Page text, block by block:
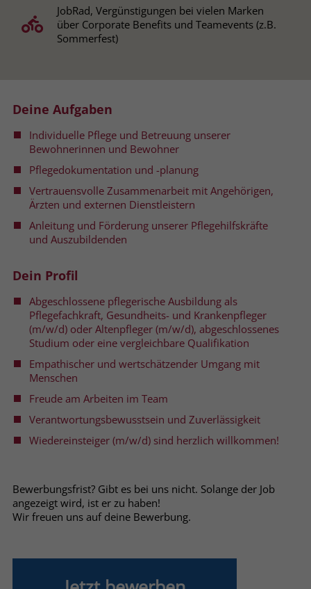
JobRad, Vergünstigungen bei vielen Marken
über Corporate Benefits und Teamevents (z.B.
Sommerfest)
Deine Aufgaben
Individuelle Pflege und Betreuung unserer
Bewohnerinnen und Bewohner
Pflegedokumentation und -planung
Vertrauensvolle Zusammenarbeit mit Angehörigen,
Ärzten und externen Dienstleistern
Anleitung und Förderung unserer Pflegehilfskräfte
und Auszubildenden
Dein Profil
Abgeschlossene pflegerische Ausbildung als
Pflegefachkraft, Gesundheits- und Krankenpfleger
(m/w/d) oder Altenpfleger (m/w/d), abgeschlossenes
Studium oder eine vergleichbare Qualifikation
Empathischer und wertschätzender Umgang mit
Menschen
Freude am Arbeiten im Team
Verantwortungsbewusstsein und Zuverlässigkeit
Wiedereinsteiger (m/w/d) sind herzlich willkommen!
Bewerbungsfrist? Gibt es bei uns nicht. Solange der Job
angezeigt wird, ist er zu haben!
Wir freuen uns auf deine Bewerbung.
Anbieter .fonts.net
30 Minuten
Name JSessionID
Anbieter jobs.stiftung-liebenau.de
Laufzeit Session
Zweck
Behält die Zustände des Benutzers bei
allen Seitenanfragen bei.
Anbieter Google Ads
Name _gcl_aw
Anbieter
Laufzeit 90 Tage
Zweck
Dieses Cookie wird gesetzt, wenn ein
User über einen Klick auf eine Google
sodass erzielte Erfolge wie z.B.
Bestellungen oder Kontaktanfragen der
Anzeige zugewiesen werden können.
Name
Anbieter Google Ads
Laufzeit 90 Tage
Zweck
Werbeanzeige auf die Website gelangt.
Es enthält Informationen darüber,
welche Werbeanzeige geklickt wurde,
Bestellungen oder Kontaktanfragen der